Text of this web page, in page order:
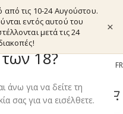
18?
άνω για να δείτε τη
σας για να εισέλθετε.
από τις 10-24 Αυγούστου.
εντός αυτού του
μετά τις 24
×
EL FR